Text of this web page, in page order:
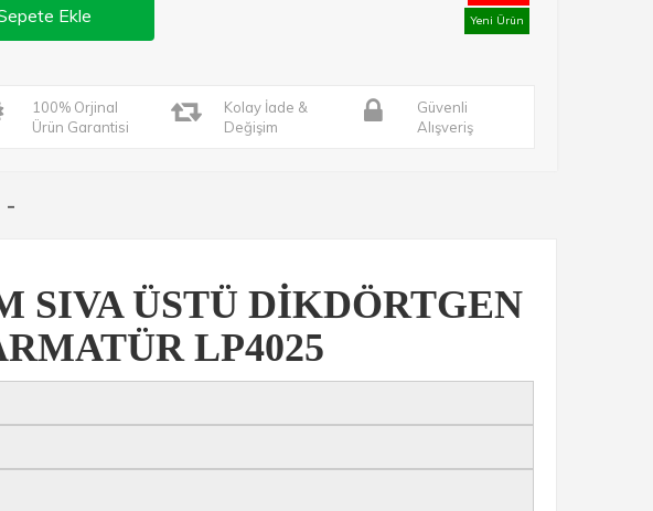
Ekle
Yeni Ürün
100% Orjinal
Ürün Garantisi
Kolay İade &
Değişim
Güvenli
Alışveriş
-
SIVA ÜSTÜ DİKDÖRTGEN
LP4025